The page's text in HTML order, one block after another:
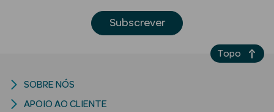
Criança
Subscrever
SOBRE NÓS
APOIO AO CLIENTE
Topo